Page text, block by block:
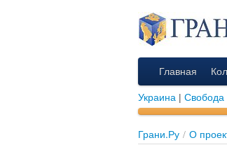
Главная
Украина | Свобода
Грани.Ру / О